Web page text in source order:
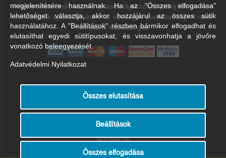
A feltüntetett árak, képek, leírások tájékoztató jellegűek és nem
minősülnek ajánlattételnek, az esetleges pontatlanságért nem
vállalunk felelősséget
Árukereső.hu
megjelenítésére használnak. Ha az "Összes elfogadása"
lehetőséget választja, akkor hozzájárul az összes sütik
használatához. A "Beállítások" részben bármikor elfogadhat és
elutasíthat egyedi sütitípusokat, és visszavonhatja a jövőre
vonatkozó beleegyezését.
Adatvédelmi Nyilatkozat
Összes elutasítása
Beállítások
Összes elfogadása